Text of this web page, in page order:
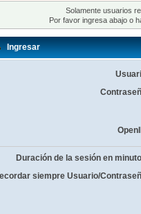
Solamente usuarios
Por favor ingresa abajo o
Ingresar
Duración de la sesión en
siempre Usuario/